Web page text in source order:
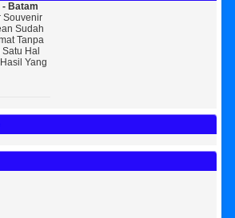
- Batam
Souvenir
Sudah
Tanpa
Hal
Yang